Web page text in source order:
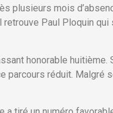
plusieurs mois
Paul Ploquin qui
honorable
parcours réduit.